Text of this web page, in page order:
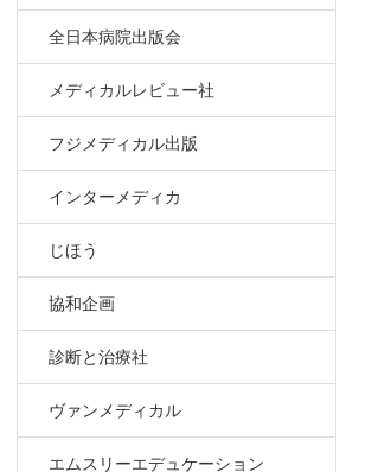
全日本病院出版会
メディカルレビュー社
フジメディカル出版
インターメディカ
じほう
協和企画
診断と治療社
ヴァンメディカル
エムスリーエデュケーション